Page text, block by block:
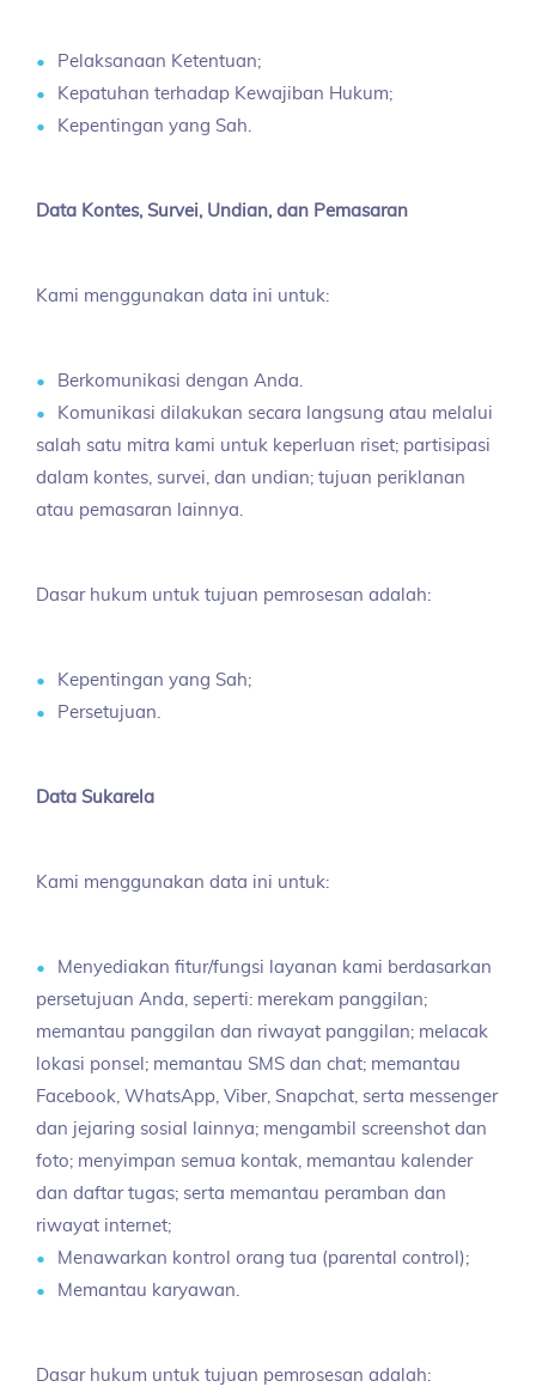
Pelaksanaan Ketentuan;
Kepatuhan terhadap Kewajiban Hukum;
Kepentingan yang Sah.
Data Kontes, Survei, Undian, dan Pemasaran
Kami menggunakan data ini untuk:
Berkomunikasi dengan Anda.
Komunikasi dilakukan secara langsung atau melalui
salah satu mitra kami untuk keperluan riset; partisipasi
dalam kontes, survei, dan undian; tujuan periklanan
atau pemasaran lainnya.
Dasar hukum untuk tujuan pemrosesan adalah:
Kepentingan yang Sah;
Persetujuan.
Data Sukarela
Kami menggunakan data ini untuk:
Menyediakan fitur/fungsi layanan kami berdasarkan
persetujuan Anda, seperti: merekam panggilan;
memantau panggilan dan riwayat panggilan; melacak
lokasi ponsel; memantau SMS dan chat; memantau
Facebook, WhatsApp, Viber, Snapchat, serta messenger
dan jejaring sosial lainnya; mengambil screenshot dan
foto; menyimpan semua kontak, memantau kalender
dan daftar tugas; serta memantau peramban dan
riwayat internet;
Menawarkan kontrol orang tua (parental control);
Memantau karyawan.
Dasar hukum untuk tujuan pemrosesan adalah: